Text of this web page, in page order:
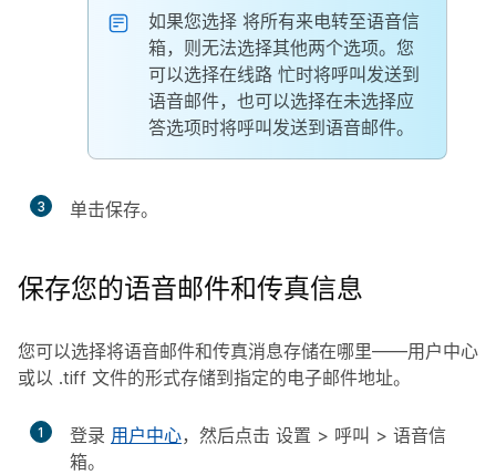
如果您选择 将所有来电转至语音信
箱，则无法选择其他两个选项。您
可以选择在线路 忙时将呼叫发送到
语音邮件，也可以选择在未选择应
答选项时将呼叫发送到语音邮件。
3 单击保存。
保存您的语音邮件和传真信息
您可以选择将语音邮件和传真消息存储在哪里——用户中心
或以 .tiff 文件的形式存储到指定的电子邮件地址。
1 登录 用户中心，然后点击 设置 > 呼叫 > 语音信
箱。